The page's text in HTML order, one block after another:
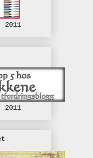
2011
2011